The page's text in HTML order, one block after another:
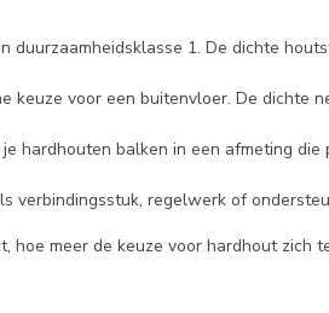
duurzaamheidsklasse 1. De dichte
keuze voor een buitenvloer. De
hardhouten balken in een afmeting
verbindingsstuk, regelwerk of
meer de keuze voor hardhout zich